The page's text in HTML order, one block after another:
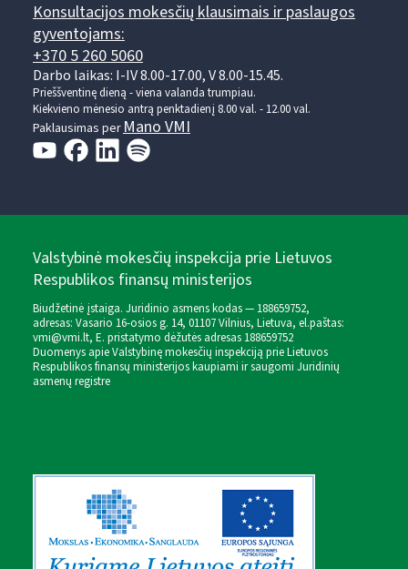
Konsultacijos mokesčių klausimais ir paslaugos
gyventojams:
+370 5 260 5060
Darbo laikas: I-IV 8.00-17.00, V 8.00-15.45.
Prieššventinę dieną - viena valanda trumpiau.
Kiekvieno mėnesio antrą penktadienį 8.00 val. - 12.00 val.
Paklausimas perMano VMI
Valstybinė mokesčių inspekcija prie Lietuvos
Respublikos finansų ministerijos
Biudžetinė įstaiga. Juridinio asmens kodas — 188659752,
adresas: Vasario 16-osios g. 14, 01107 Vilnius, Lietuva, el.paštas:
vmi@vmi.lt, E. pristatymo dėžutės adresas 188659752
Duomenys apie Valstybinę mokesčių inspekciją prie Lietuvos
Respublikos finansų ministerijos kaupiami ir saugomi Juridinių
asmenų registre